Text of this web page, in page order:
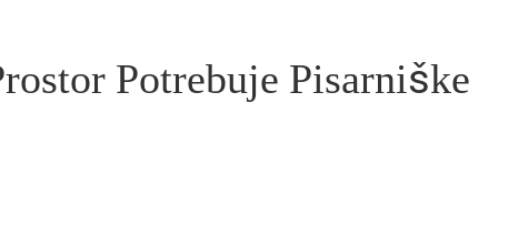
Potrebuje Pisarniške